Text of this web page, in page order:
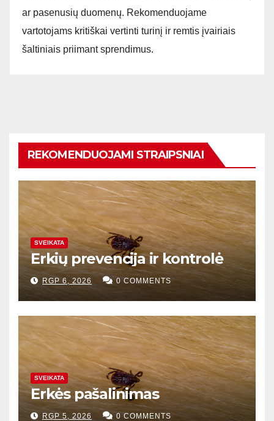
ar pasenusių duomenų. Rekomenduojame
vartotojams kritiškai vertinti turinį ir remtis įvairiais
šaltiniais priimant sprendimus.
REKOMENDUOJAMI STRAIPSNIAI
SVEIKATA
Erkių prevencija ir kontrolė
RGP 6, 2026 0 COMMENTS
SVEIKATA
Erkės pašalinimas
RGP 5, 2026 0 COMMENTS